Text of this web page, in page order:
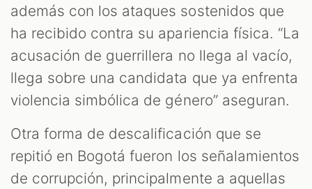
además con los ataques sostenidos que
ha recibido contra su apariencia física. “La
acusación de guerrillera no llega al vacío,
llega sobre una candidata que ya enfrenta
violencia simbólica de género” aseguran.
Otra forma de descalificación que se
repitió en Bogotá fueron los señalamientos
de corrupción, principalmente a aquellas